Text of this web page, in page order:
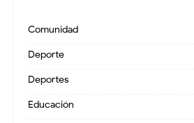
Comunidad
Deporte
Deportes
Educación